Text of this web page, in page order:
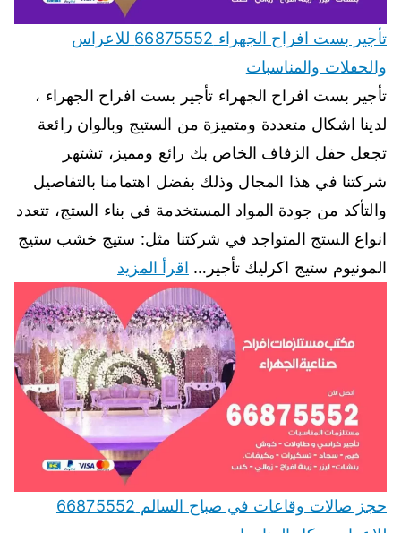
تأجير بست افراح الجهراء 66875552 للاعراس
والحفلات والمناسبات
تأجير بست افراح الجهراء تأجير بست افراح الجهراء ،
لدينا اشكال متعددة ومتميزة من الستيج وبالوان رائعة
تجعل حفل الزفاف الخاص بك رائع ومميز، تشتهر
شركتنا في هذا المجال وذلك بفضل اهتمامنا بالتفاصيل
والتأكد من جودة المواد المستخدمة في بناء الستج، تتعدد
انواع الستج المتواجد في شركتنا مثل: ستيج خشب ستيج
المونيوم ستيج اكرليك تأجير… اقرأ المزيد
حجز صالات وقاعات في صباح السالم 66875552